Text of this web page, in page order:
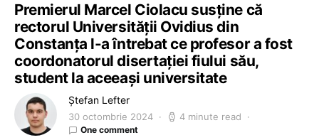
Premierul Marcel Ciolacu susține că
rectorul Universității Ovidius din
Constanța l-a întrebat ce profesor a fost
coordonatorul disertației fiului său,
student la aceeași universitate
Ștefan Lefter
30 octombrie 2024 4 minute read
One comment